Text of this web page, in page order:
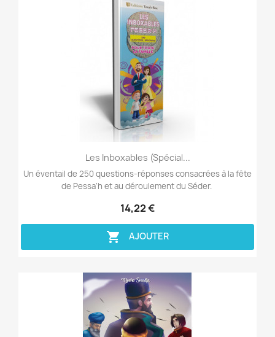
Aperçu rapide
Les Inboxables (spécial...
Un éventail de 250 questions-réponses consacrées à la fête
de Pessa'h et au déroulement du Séder.
14,22 €
 AJOUTER